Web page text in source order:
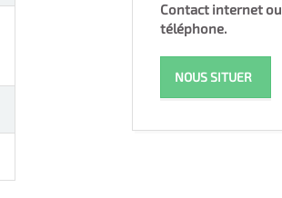
Contact internet ou
téléphone.
NOUS SITUER